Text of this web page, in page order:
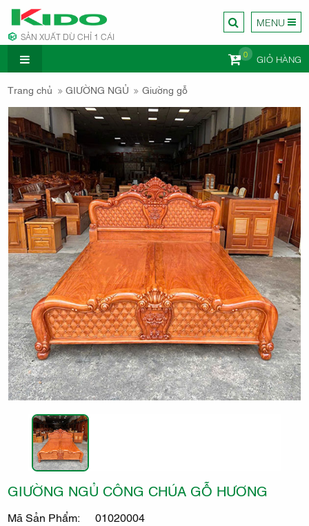
SẢN XUẤT DÙ CHỈ 1 CÁI
MENU
GIỎ HÀNG
0
CÔNG TY
NỘI
THẤT
KIDO
Trang chủ GIƯỜNG NGỦ Giường gỗ
GIƯỜNG NGỦ CÔNG CHÚA GỖ HƯƠNG
Mã Sản Phẩm:
01020004